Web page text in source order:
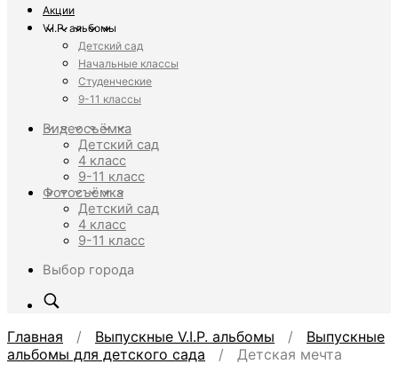
Акции
V.I.P. альбомы
Детский сад
Начальные классы
Студенческие
9-11 классы
Видеосъёмка
Детский сад
4 класс
9-11 класс
Фотосъёмка
Детский сад
4 класс
9-11 класс
Выбор города
Главная / Выпускные V.I.P. альбомы / Выпускные
альбомы для детского сада / Детская мечта